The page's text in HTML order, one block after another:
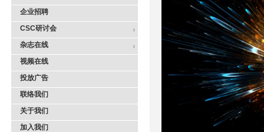
企业招聘
CSC研讨会
杂志在线
视频在线
投放广告
联络我们
关于我们
加入我们